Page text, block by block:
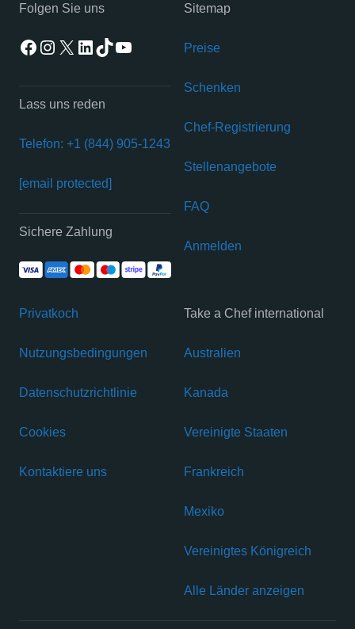
Folgen Sie uns
Facebook
Instagram
X LinkedIn
TikTokYouTube
Lass uns reden
Telefon: +1 (844) 905-1243
[email protected]
Sichere Zahlung
Sitemap
Preise
Schenken
Chef-Registrierung
Stellenangebote
FAQ
Anmelden
Privatkoch
Nutzungsbedingungen
Datenschutzrichtlinie
Cookies
Kontaktiere uns
Take a Chef international
Australien
Kanada
Vereinigte Staaten
Frankreich
Mexiko
Vereinigtes Königreich
Alle Länder anzeigen